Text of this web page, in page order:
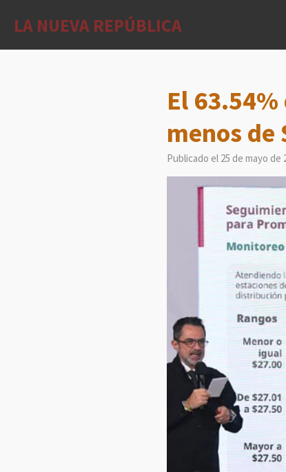
LA NUEVA REPÚBLICA
El
menos de
Publicado el 25 de mayo de